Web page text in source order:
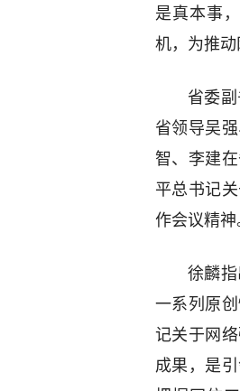
是真本事
机，为推动
省委
省领导吴
智、李建
平总书记
作会议精神
徐麟
一系列原
记关于网
成果，是